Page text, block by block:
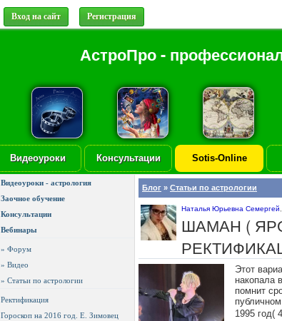
Вход на сайт Регистрация
АстроПро -
Видеоуроки Консультации Sotis-Online
Видеоуроки - астрология
Заочное обучение
Консультации
Вебинары
» Форум
» Видео
» Статьи по астрологии
Ректификация
Гороскоп на 2016 год. Е. Зимовец
Блог » Статьи по астрологии
Наталья Юрьевна Семергей
ШАМАН (
Этот
накопала
помнит
1995 год(